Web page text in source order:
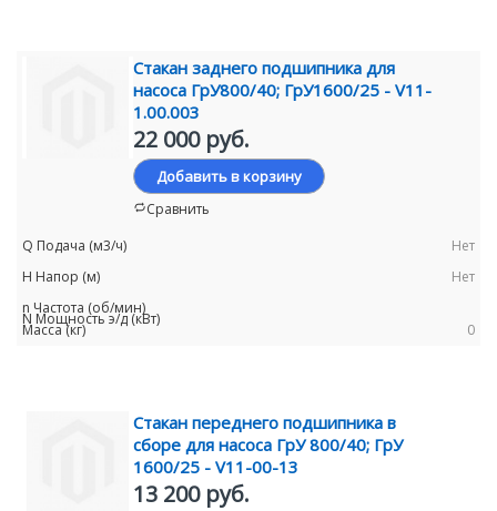
Стакан заднего подшипника для
насоса ГрУ800/40; ГрУ1600/25 - V11-
1.00.003
22 000 руб.
Добавить в корзину
Сравнить
Нет
Нет
0
Стакан переднего подшипника в
сборе для насоса ГрУ 800/40; ГрУ
1600/25 - V11-00-13
13 200 руб.